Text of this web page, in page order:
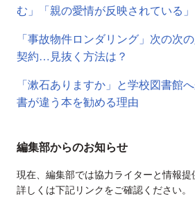
む」「親の愛情が反映されている」
「事故物件ロンダリング」次の次
契約…見抜く方法は？
「漱石ありますか」と学校図書館
書が違う本を勧める理由
編集部からのお知らせ
現在、編集部では協力ライターと情報提
詳しくは下記リンクをご確認ください。